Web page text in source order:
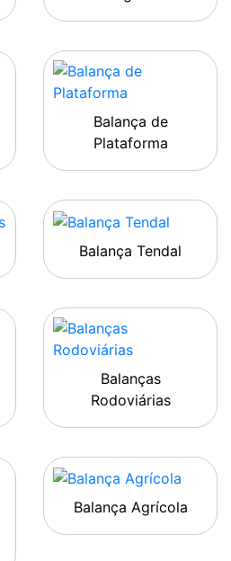
Balança de
Plataforma
Balança Tendal
Balanças
Rodoviárias
Balança Agrícola